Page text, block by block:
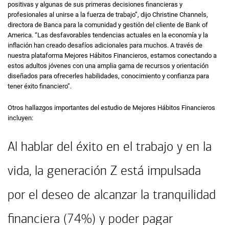
positivas y algunas de sus primeras decisiones financieras y
profesionales al unirse a la fuerza de trabajo”, dijo Christine Channels,
directora de Banca para la comunidad y gestión del cliente de Bank of
America. “Las desfavorables tendencias actuales en la economía y la
inflación han creado desafíos adicionales para muchos. A través de
nuestra plataforma Mejores Hábitos Financieros, estamos conectando a
estos adultos jóvenes con una amplia gama de recursos y orientación
diseñados para ofrecerles habilidades, conocimiento y confianza para
tener éxito financiero”.
Otros hallazgos importantes del estudio de Mejores Hábitos Financieros
incluyen:
Al hablar del éxito en el trabajo y en la
vida, la generación Z está impulsada
por el deseo de alcanzar la tranquilidad
financiera (74%) y poder pagar